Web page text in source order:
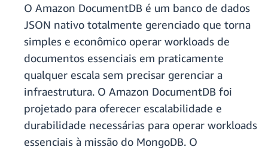
O Amazon DocumentDB é um banco de dados
JSON nativo totalmente gerenciado que torna
simples e econômico operar workloads de
documentos essenciais em praticamente
qualquer escala sem precisar gerenciar a
infraestrutura. O Amazon DocumentDB foi
projetado para oferecer escalabilidade e
durabilidade necessárias para operar workloads
essenciais à missão do MongoDB. O